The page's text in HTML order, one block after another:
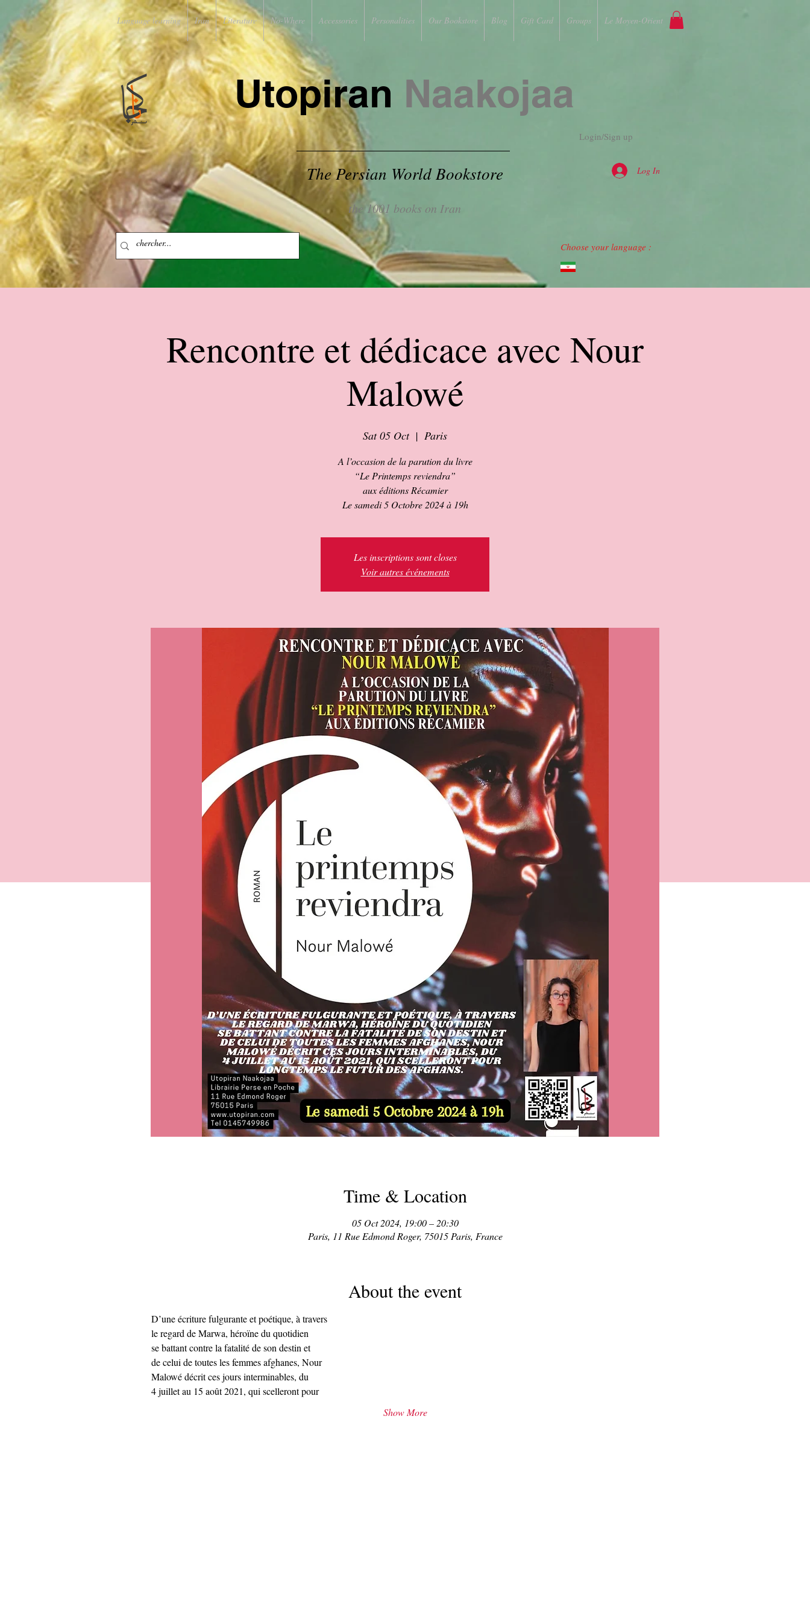
Language learning Iran Literature No-Where Accessories Personalities Our Bookstore Blog Gift Card Groups Le Moyen-Orient
Login/Sign up
Utopiran Naakojaa
The Persian World Bookstore Log In
the 1001 books on Iran
Choose your language :
Rencontre et dédicace avec Nour
Malowé
Sat 05 Oct
  |
Paris
A l’occasion de la parution du livre
“Le Printemps reviendra”
aux éditions Récamier
Le samedi 5 Octobre 2024 à 19h
Les inscriptions sont closes
Voir autres événements
Time & Location
05 Oct 2024, 19:00 – 20:30
Paris, 11 Rue Edmond Roger, 75015 Paris, France
About the event
D’une écriture fulgurante et poétique, à travers
le regard de Marwa, héroïne du quotidien
se battant contre la fatalité de son destin et
de celui de toutes les femmes afghanes, Nour
Malowé décrit ces jours interminables, du
4 juillet au 15 août 2021, qui scelleront pour
Show More